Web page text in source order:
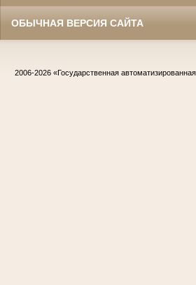
ОБЫЧНАЯ ВЕРСИЯ САЙТА
2006-2026 «Государственная